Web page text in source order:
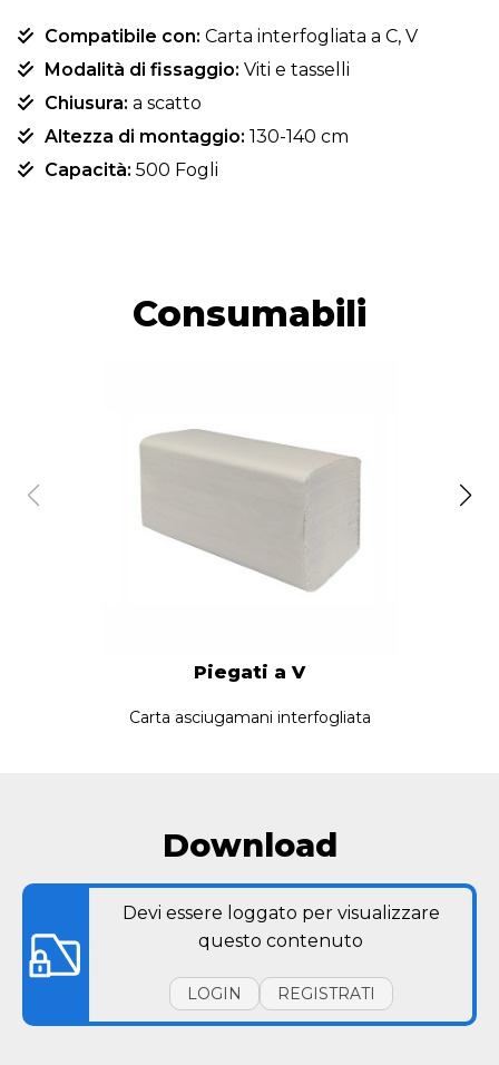
Compatibile con: Carta interfogliata a C, V
Modalità di fissaggio: Viti e tasselli
Chiusura: a scatto
Altezza di montaggio: 130-140 cm
Capacità: 500 Fogli
Consumabili
Piegati a V
Carta asciugamani interfogliata
Download
Devi essere loggato per visualizzare
questo contenuto
LOGIN REGISTRATI